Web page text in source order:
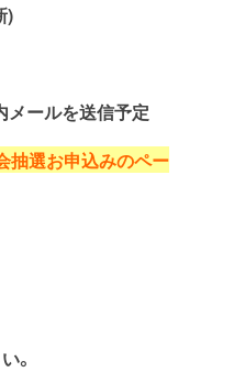
)
メールを送信予定
抽選お申込みのペー
。